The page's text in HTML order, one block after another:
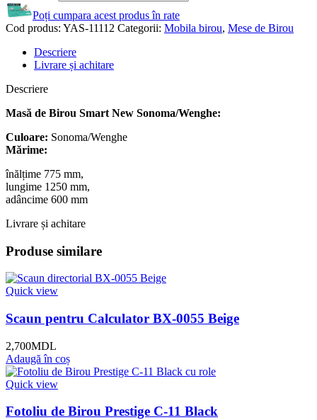
Poți cumpara acest produs în rate
Cod produs: YAS-11112 Categorii: Mobila birou, Mese de Birou
Descriere
Livrare și achitare
Descriere
Masă de Birou Smart New Sonoma/Wenghe:
Culoare: Sonoma/Wenghe
Mărime:
înălțime 775 mm,
lungime 1250 mm,
adâncime 600 mm
Livrare și achitare
Produse similare
Quick view
Scaun pentru Calculator BX-0055 Beige
2,700MDL
Adaugă în coș
Quick view
Fotoliu de Birou Prestige C-11 Black